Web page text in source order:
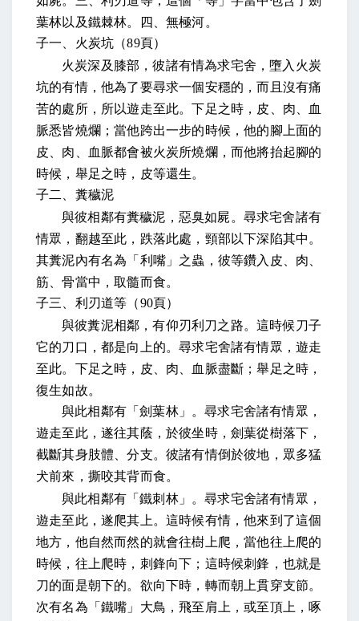
葉林以及鐵棘林。 四、無極河。
子一、火炭坑（89頁）
火炭深及膝部，彼諸有情為求宅舍 ，墮入火炭
坑的有情，他為了要尋求一個安穩的，而且沒有痛
苦的處所，所以遊走至此。下足之時，皮、肉、血
脈悉皆燒爛 ；當他跨出一步的時候，他的腳上面的
皮、肉、血脈都會被火炭所燒爛，而他將抬起腳的
時候， 舉足之時，皮等還生。
子二、糞穢泥
與彼相鄰有糞穢泥，惡臭如屍。尋求宅舍諸有
情眾，翻越至此，跌落此處，頸部以下深陷其中。
其糞泥內有名為「利嘴」之蟲，彼等鑽入皮、肉、
筋、骨當中，取髓而食。
子三、利刃道等（90頁）
與彼糞泥相鄰，有仰刃利刀之路。這時候刀子
它的刀口，都是向上的。尋求宅舍諸有情眾，遊走
至此。下足之時，皮、肉、血脈盡斷；舉足之時，
復生如故。
與此相鄰有「劍葉林」。尋求宅舍諸有情眾，
遊走至此，遂往其蔭，於彼坐時，劍葉從樹落下，
截斷其身肢體、分支。彼諸有情倒於彼地，眾多猛
犬前來，撕咬其背而食。
與此相鄰有「鐵刺林」。尋求宅舍諸有情眾，
遊走至此，遂爬其上 。這時候有情，他來到了這個
地方，他自然而然的就會往樹上爬，當他往上爬的
時候， 往上爬時，刺鋒向下； 這時候刺鋒，也就是
刀的面是朝下的。欲向下時，轉而朝上貫穿支節。
次有名為「鐵嘴」大鳥，飛至肩上，或至頂上，啄